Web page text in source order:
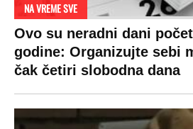
NA VREME SVE
Ovo su neradni dani
godine: Organizujte sebi
čak četiri slobodna dana